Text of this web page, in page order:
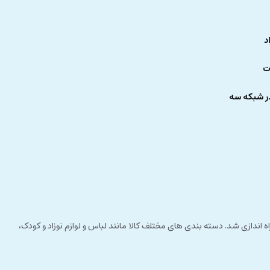
شبکه سه
مشتری مداری راه اندازی شد. دسته بندی های مختلف کالا مانند لباس و لوازم نوزاد و کودک،